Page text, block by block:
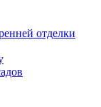
отделки